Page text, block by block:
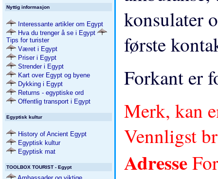
Nyttig informasjon
Interessante artikler om Egypt
Hva du trenger å se i Egypt
Tips for turister
Været i Egypt
Priser i Egypt
Strender i Egypt
Kart over Egypt og byene
Dykking i Egypt
Returns - egyptiske ord
Offentlig transport i Egypt
Egyptisk kultur
History of Ancient Egypt
Egyptisk kultur
Egyptisk mat
TOOLBOX TOURIST - Egypt
konsulater
første
Forkant er
Merk, kan
Vennligst
Adresse